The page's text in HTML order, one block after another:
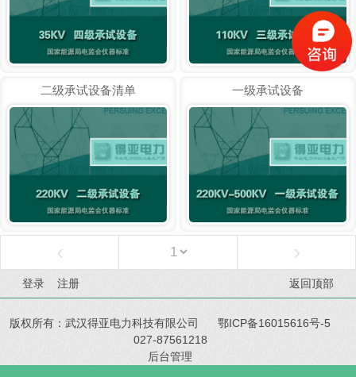
二级承试设备清单 一级承试设备
‹ ›
登录 注册 返回顶部
版权所有：武汉得亚电力科技有限公司
鄂ICP备16015616号-5
027-87561218
后台管理